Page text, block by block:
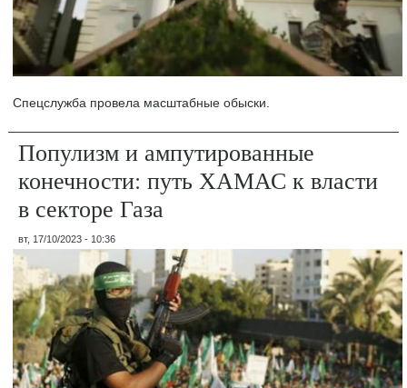
Спецслужба провела масштабные обыски.
Популизм и ампутированные
конечности: путь ХАМАС к власти
в секторе Газа
вт, 17/10/2023 - 10:36